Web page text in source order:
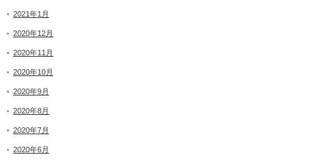
2021年1月
2020年12月
2020年11月
2020年10月
2020年9月
2020年8月
2020年7月
2020年6月